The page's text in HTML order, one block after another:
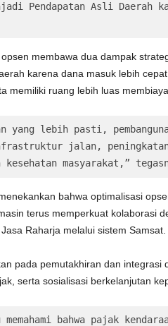
Pendapatan Asli Daerah
membawa dua dampak
karena dana masuk lebih
memiliki ruang lebih luas
yang lebih pasti,
jalan,
kesehatan masyarakat,”
bahwa optimalisasi
terus memperkuat kolaborasi
Raharja melalui sistem Samsat.
pada pemutakhiran dan integrasi
serta sosialisasi berkelanjutan
bahwa pajak